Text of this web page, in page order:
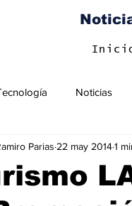
Noticias
Parias 22 may 20141